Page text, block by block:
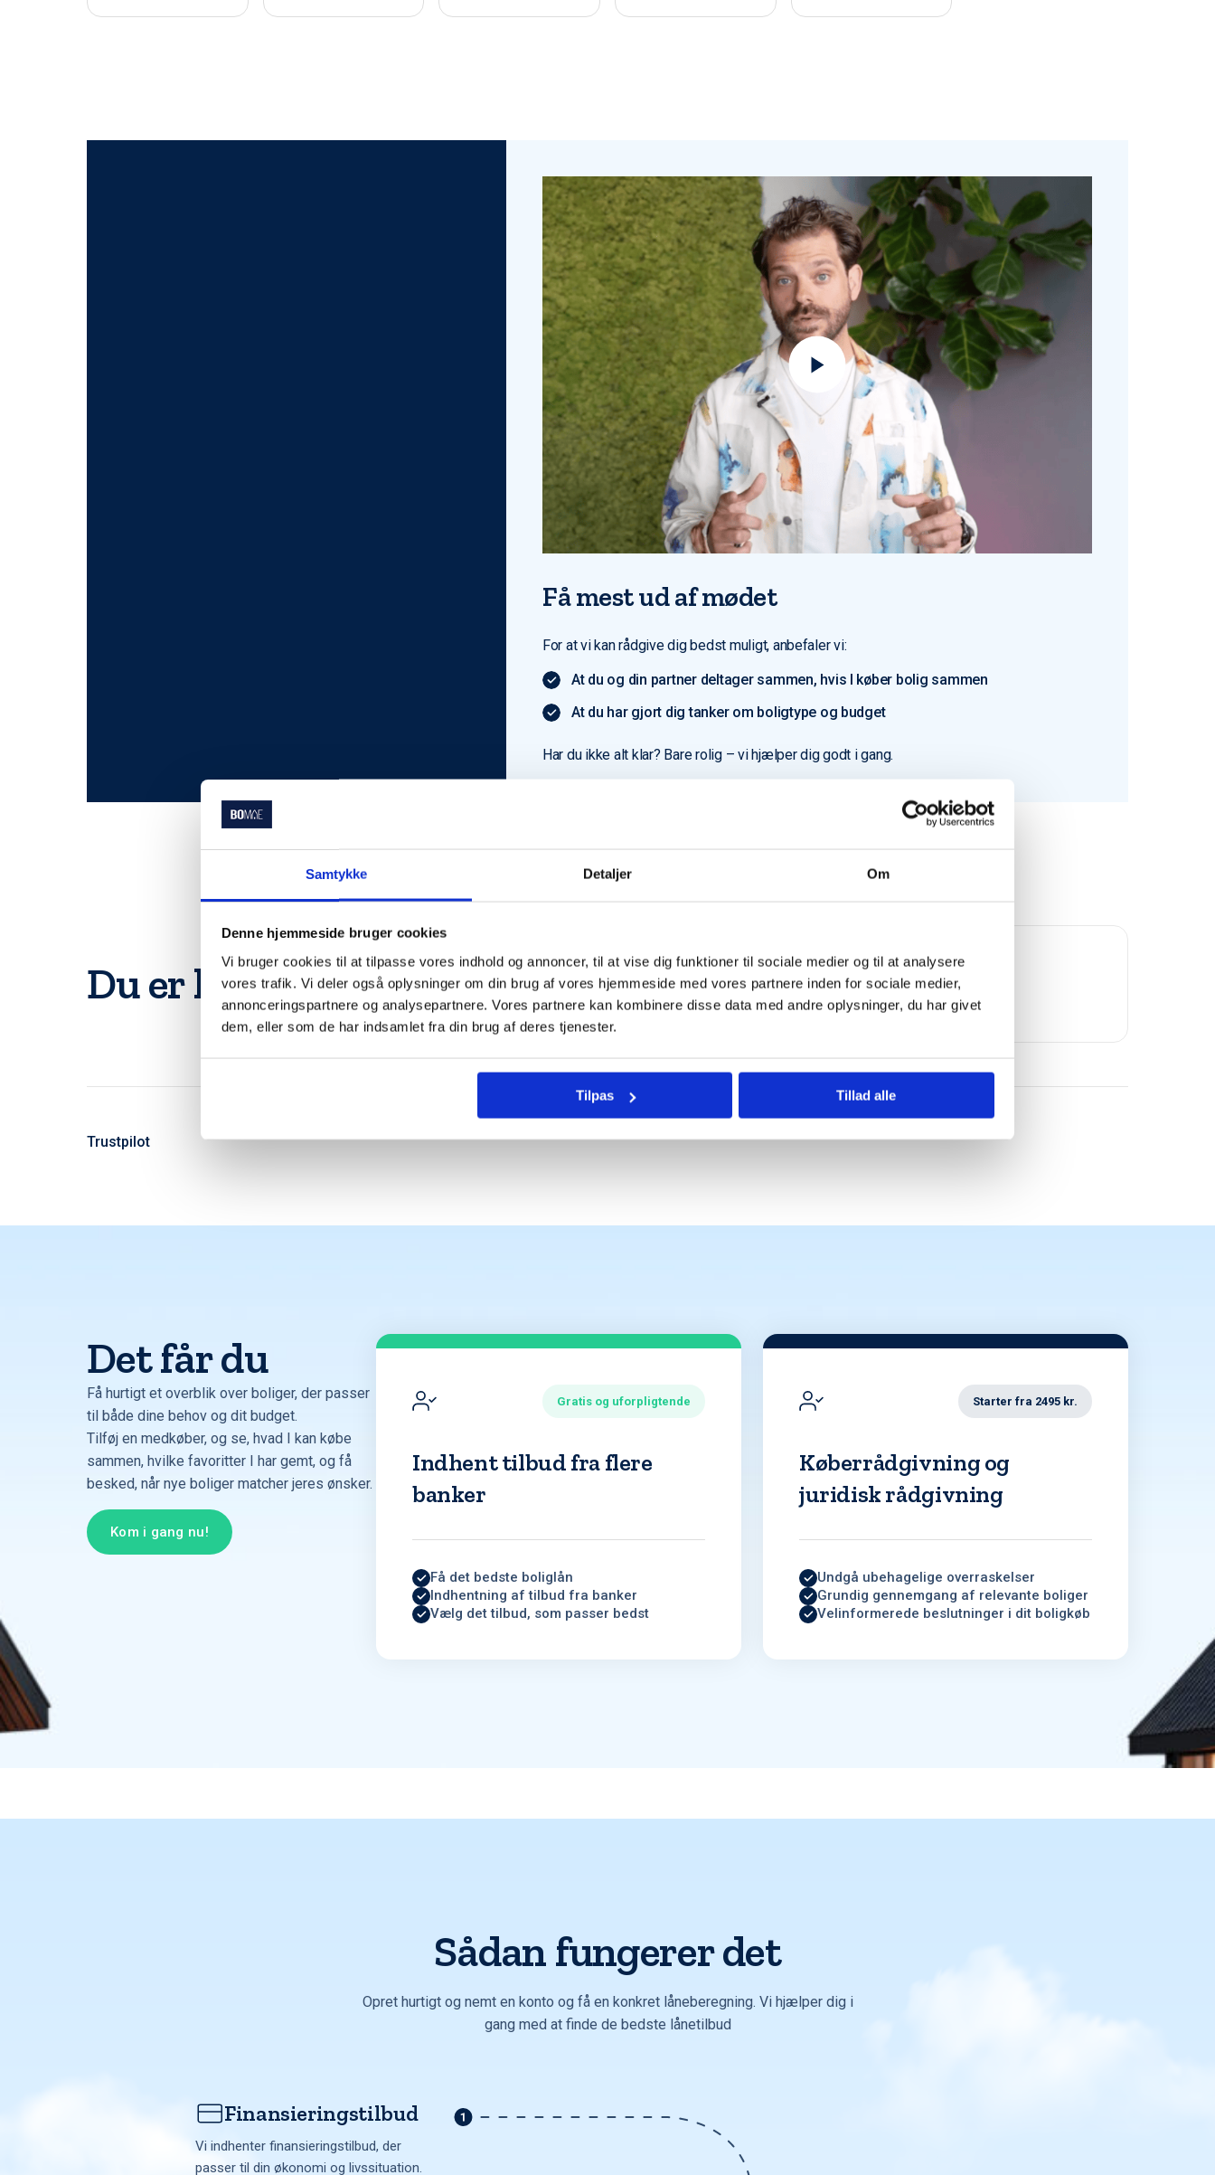
Samtykke Detaljer Om
Denne hjemmeside bruger cookies
Vi bruger cookies til at tilpasse vores indhold og annoncer, til at vise dig funktioner til sociale medier og til at analysere
vores trafik. Vi deler også oplysninger om din brug af vores hjemmeside med vores partnere inden for sociale medier,
annonceringspartnere og analysepartnere. Vores partnere kan kombinere disse data med andre oplysninger, du har givet
dem, eller som de har indsamlet fra din brug af deres tjenester.
Tilpas Tillad alle
Få mest ud af mødet
For at vi kan rådgive dig bedst muligt, anbefaler vi:
At du og din partner deltager sammen, hvis I køber bolig sammen
At du har gjort dig tanker om boligtype og budget
Har du ikke alt klar? Bare rolig – vi hjælper dig godt i gang.
Du er langt fra den eneste der bruger Bomae
Trustpilot
Trustpilot
Det får du
Få hurtigt et overblik over boliger, der passer
til både dine behov og dit budget.
Tilføj en medkøber, og se, hvad I kan købe
sammen, hvilke favoritter I har gemt, og få
besked, når nye boliger matcher jeres ønsker.
Kom i gang nu!
Gratis og uforpligtende
Indhent tilbud fra flere
banker
Få det bedste boliglån
Indhentning af tilbud fra banker
Vælg det tilbud, som passer bedst
Starter fra 2495 kr.
Køberrådgivning og
juridisk rådgivning
Undgå ubehagelige overraskelser
Grundig gennemgang af relevante boliger
Velinformerede beslutninger i dit boligkøb
Sådan fungerer det
Opret hurtigt og nemt en konto og få en konkret låneberegning. Vi hjælper dig i
gang med at finde de bedste lånetilbud
Finansieringstilbud
Vi indhenter finansieringstilbud, der
passer til din økonomi og livssituation.